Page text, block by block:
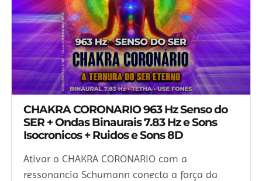
CHAKRA CORONARIO 963 Hz Senso do
SER + Ondas Binaurais 7.83 Hz e Sons
Isocronicos + Ruidos e Sons 8D
Ativar o CHAKRA CORONARIO com a
ressonancia Schumann conecta a força da